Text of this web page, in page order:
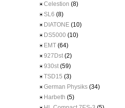
Celestion (8)
SL6 (8)
DIATONE (10)
DS5000 (10)
EMT (64)
927Dst (2)
930st (59)
TSD15 (3)
German Physiks (34)
Harbeth (5)